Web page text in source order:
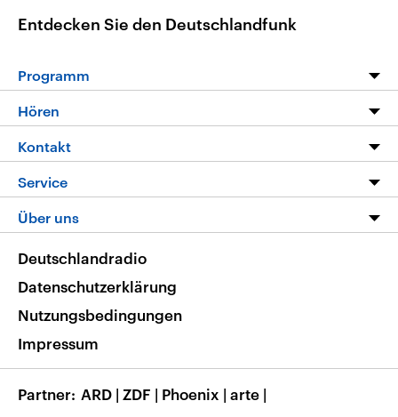
Entdecken Sie den Deutschlandfunk
Programm
Programm
Die Nachrichten
Nachrichtenleicht
Neue Beiträge auf dlf.de
Hören
Livestream
Podcasts
Deutschlandfunk App
Nachrichten App
Frequenzen
Kontakt
Hörerservice
Service
FAQ
Veranstaltungen
Musikliste
RSS
Über uns
Barrierefreiheit
Deutschlandradio
Datenschutzerklärung
Nutzungsbedingungen
Impressum
Partner ARD | ZDF | Phoenix | arte |